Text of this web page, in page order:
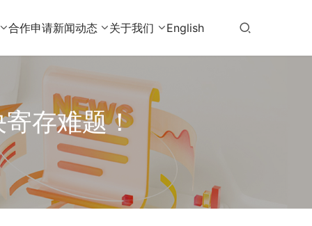
合作申请新闻动态 关于我们 English
存难题！